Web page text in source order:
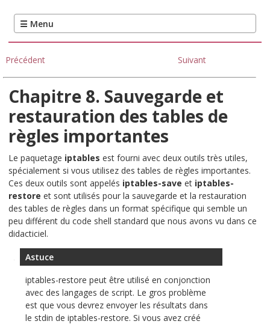
Précédent Suivant
Chapitre 8. Sauvegarde et
restauration des tables de
règles importantes
Le paquetage iptables est fourni avec deux outils très utiles,
spécialement si vous utilisez des tables de règles importantes.
Ces deux outils sont appelés iptables-save et iptables-
restore et sont utilisés pour la sauvegarde et la restauration
des tables de règles dans un format spécifique qui semble un
peu différent du code shell standard que nous avons vu dans ce
didacticiel.
Astuce
iptables-restore peut être utilisé en conjonction
avec des langages de script. Le gros problème
est que vous devrez envoyer les résultats dans
le stdin de iptables-restore. Si vous avez créé